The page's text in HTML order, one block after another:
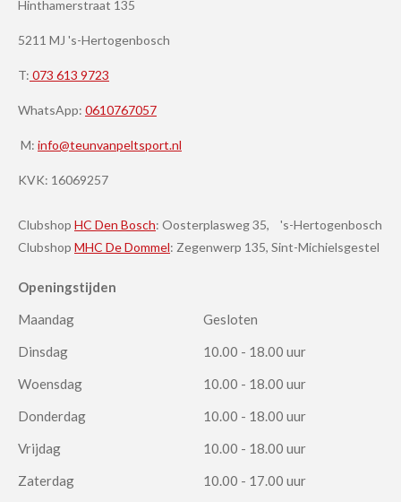
Hinthamerstraat 135
5211 MJ 's-Hertogenbosch
T: 073 613 9723
WhatsApp: 0610767057
M: info@teunvanpeltsport.nl
KVK: 16069257
Clubshop HC Den Bosch: Oosterplasweg 35, 's-Hertogenbosch
Clubshop MHC De Dommel: Zegenwerp 135, Sint-Michielsgestel
Openingstijden
Maandag
Gesloten
Dinsdag
10.00 - 18.00 uur
Woensdag
10.00 - 18.00 uur
Donderdag
10.00 - 18.00 uur
Vrijdag
10.00 - 18.00 uur
Zaterdag
10.00 - 17.00 uur